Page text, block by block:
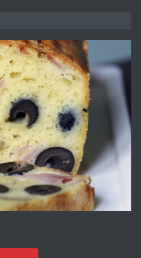
преди 2 години
НА ЧОВЕШКИЯТ
НА
преди 2 години
Гърция, до Кавала